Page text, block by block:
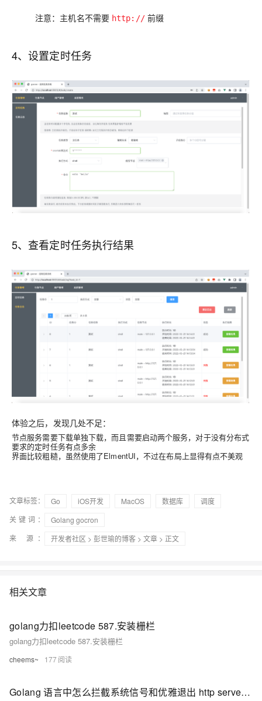
注意：主机名不需要 http://前缀
4、设置定时任务
5、查看定时任务执行结果
体验之后，发现几处不足：
节点服务需要下载单独下载，而且需要启动两个服务，对于没有分布式
要求的定时任务有点多余
界面比较粗糙，虽然使用了ElmentUI，不过在布局上显得有点不美观
文章标签： Go iOS开发 MacOS 数据库
调度
关键词：
Golang gocron
来 源：
开发者社区 > 彭世瑜的博客 > 文章 > 正文
相关文章
golang力扣leetcode 587.安装栅栏
golang力扣leetcode 587.安装栅栏
cheems~ 177
Golang 语言中怎么拦截系统信号和优雅退出 http server？